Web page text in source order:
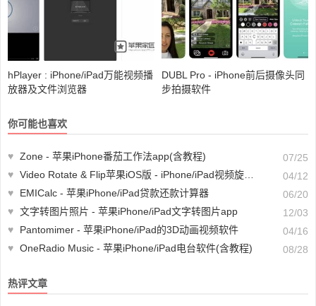
hPlayer : iPhone/iPad万能视频播
放器及文件浏览器
DUBL Pro - iPhone前后摄像头同
步拍摄软件
你可能也喜欢
♥ Zone - 苹果iPhone番茄工作法app(含教程)
07/25
♥ Video Rotate & Flip苹果iOS版 - iPhone/iPad视频旋转格式转换工具
04/12
♥
EMICalc - 苹果iPhone/iPad贷款还款计算器
06/20
♥ 文字转图片照片 - 苹果iPhone/iPad文字转图片app
12/03
♥
Pantomimer - 苹果iPhone/iPad的3D动画视频软件
04/16
♥ OneRadio Music - 苹果iPhone/iPad电台软件(含教程) 08/28
热评文章